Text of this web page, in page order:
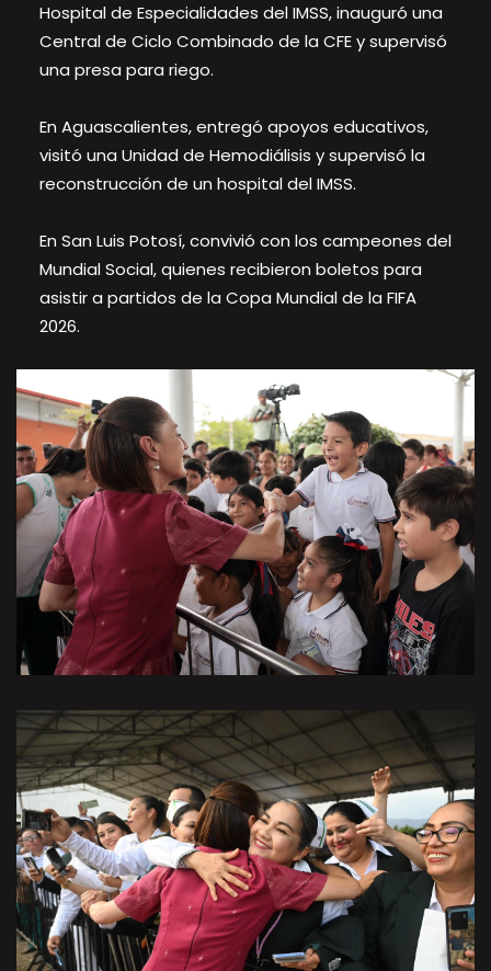
Hospital de Especialidades del IMSS, inauguró una
Central de Ciclo Combinado de la CFE y supervisó
una presa para riego.
En Aguascalientes, entregó apoyos educativos,
visitó una Unidad de Hemodiálisis y supervisó la
reconstrucción de un hospital del IMSS.
En San Luis Potosí, convivió con los campeones del
Mundial Social, quienes recibieron boletos para
asistir a partidos de la Copa Mundial de la FIFA
2026.